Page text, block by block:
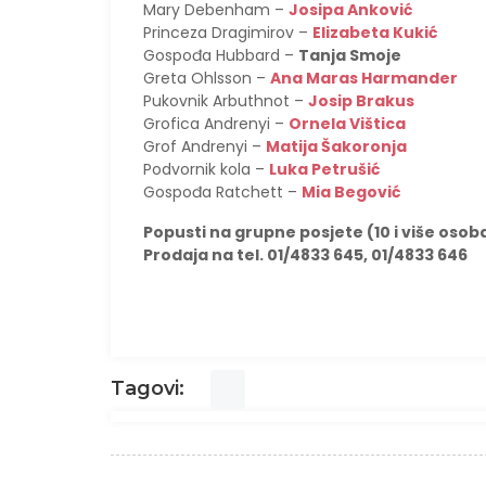
Mary Debenham – Josipa Anković
Princeza Dragimirov – Elizabeta Kukić
Gospođa Hubbard – Tanja Smoje
Greta Ohlsson – Ana Maras Harmander
Pukovnik Arbuthnot – Josip Brakus
Grofica Andrenyi – Ornela Vištica
Grof Andrenyi – Matija Šakoronja
Podvornik kola – Luka Petrušić
Gospođa Ratchett – Mia Begović
Popusti na grupne posjete (10 i više
Prodaja na tel. 01/4833 645, 01/4833 646
Tagovi: